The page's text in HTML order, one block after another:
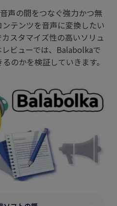
声の間をつなぐ強力かつ無
テンツを音声に変換したい
スタマイズ性の高いソリュ
ビューでは、Balabolkaで
のかを検証していきます。